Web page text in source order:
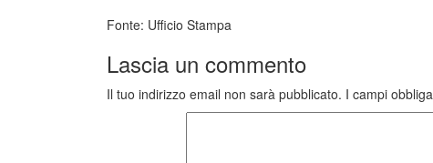
Fonte: Ufficio Stampa
Lascia un commento
Il tuo indirizzo email non sarà pubblicato. I campi